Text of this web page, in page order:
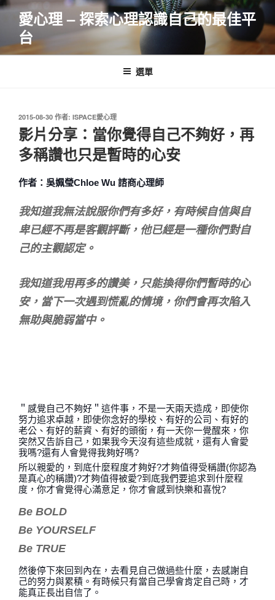
跳
要
愛心理 – 探索心理認識自己的最佳平
台
選單
發
佈
於
2015-08-30 作者: ISPACE愛心理
影片分享：當你覺得自己不夠好，再
多稱讚也只是暫時的心安
作者：吳姵瑩Chloe Wu 諮商心理師
我知道我無法說服你們有多好，有時候自信與自
卑已經不再是客觀評斷，他已經是一種你們對自
己的主觀認定。
我知道我用再多的讚美，只能換得你們暫時的心
安，當下一次遇到慌亂的情境，你們會再次陷入
無助與脆弱當中。
＂感覺自己不夠好＂這件事，不是一天兩天造成，即使你
努力追求卓越，即使你念好的學校、有好的公司、有好的
老公、有好的薪資、有好的頭銜，有一天你一覺醒來，你
突然又告訴自己，如果我今天沒有這些成就，還有人會愛
我嗎?還有人會覺得我夠好嗎?
所以親愛的，到底什麼程度才夠好?才夠值得受稱讚(你認為
是真心的稱讚)?才夠值得被愛?到底我們要追求到什麼程
度，你才會覺得心滿意足，你才會感到快樂和喜悅?
Be BOLD
Be YOURSELF
Be TRUE
然後停下來回到內在，去看見自己做過些什麼，去感謝自
己的努力與累積。有時候只有當自己學會肯定自己時，才
能真正長出自信了。